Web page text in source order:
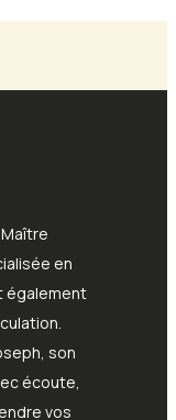
en
également
son
écoute,
vos